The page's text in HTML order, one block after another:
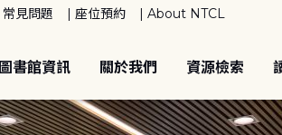
常見問題 座位預約 About NTCL
圖書館資訊 關於我們 資源檢索